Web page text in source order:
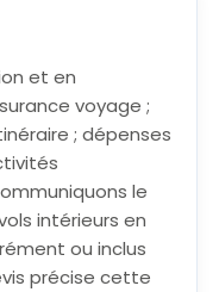
et en
voyage ;
; dépenses
le
intérieurs en
ou inclus
précise cette